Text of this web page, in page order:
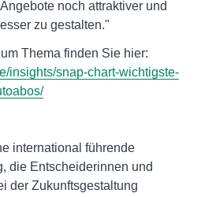
noch attraktiver und
zu gestalten."
Thema finden Sie hier:
insights/snap-chart-wichtigste-
international führende
die Entscheiderinnen und
der Zukunftsgestaltung